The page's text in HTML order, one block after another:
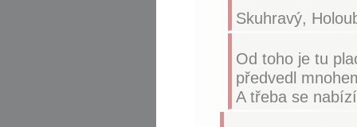
Skuhravý,
Od toho je tu
předvedl
A třeba se